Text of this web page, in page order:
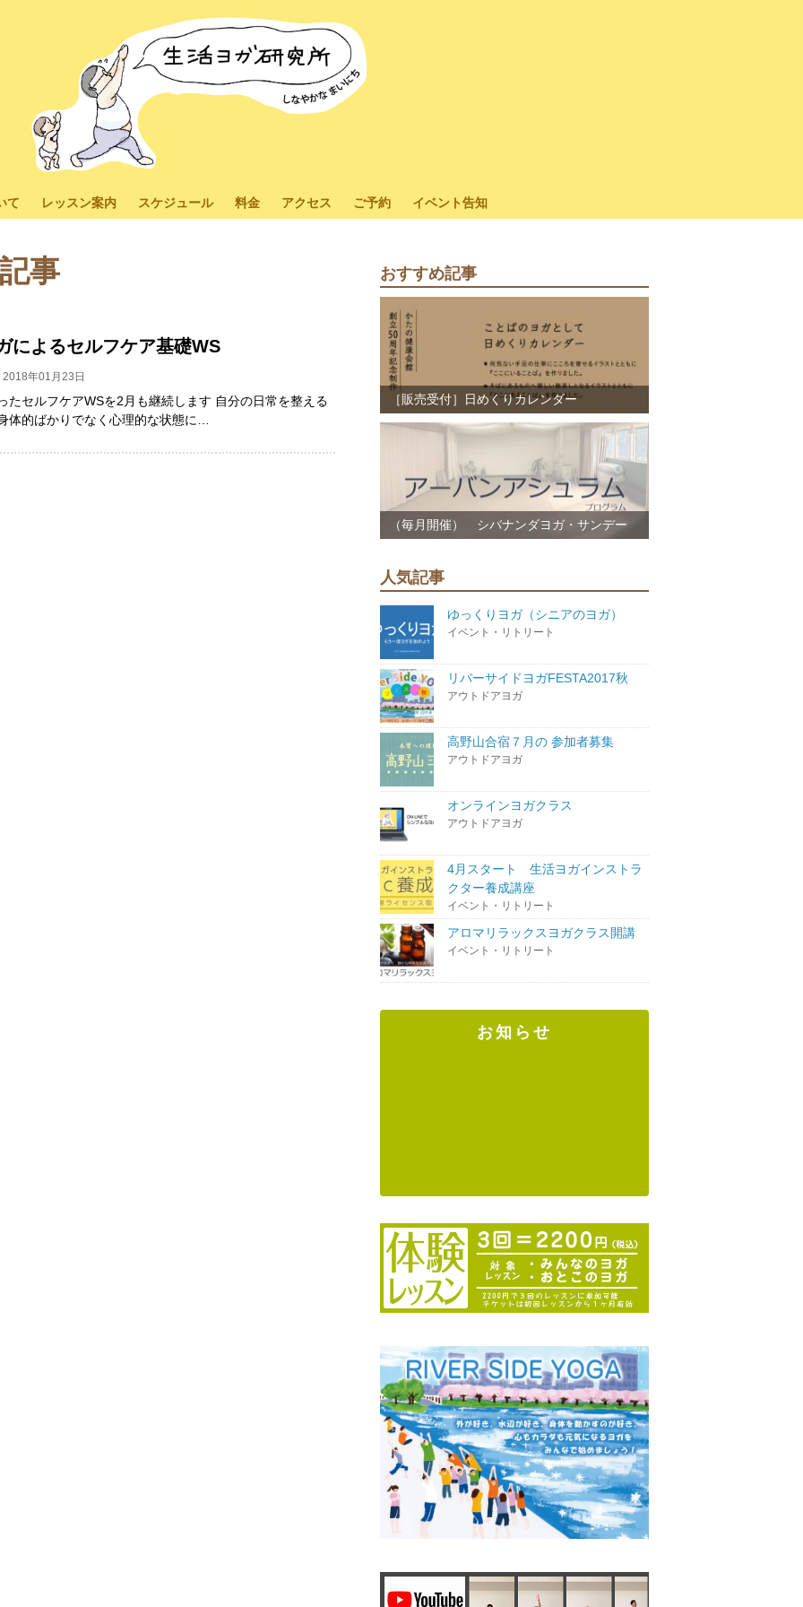
て レッスン案内 スケジュール 料金 アクセス ご予約 イベント告知
事
によるセルフケア基礎WS
2018年01月23日
たセルフケアWSを2月も継続します 自分の日常を整える
体的ばかりでなく心理的な状態に…
おすすめ記事
［販売受付］日めくりカレンダー
（毎月開催） シバナンダヨガ・サンデー
人気記事
ゆっくりヨガ（シニアのヨガ）
イベント・リトリート
リバーサイドヨガFESTA2017秋
アウトドアヨガ
高野山合宿７月の 参加者募集
アウトドアヨガ
オンラインヨガクラス
アウトドアヨガ
4月スタート 生活ヨガインストラ
クター養成講座
イベント・リトリート
アロマリラックスヨガクラス開講
イベント・リトリート
お知らせ